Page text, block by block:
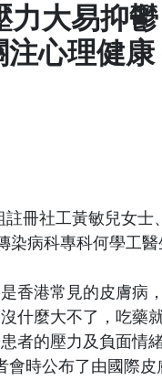
力大易抑
注心理健
冊社工黃敏兒女
染病科專科何學工
香港常見的皮膚病
什麼大不了，吃藥
者的壓力及負面情
會時公布了由國際